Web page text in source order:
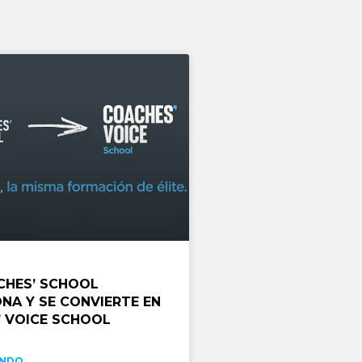
SCHOOL
Y SE CONVIERTE EN
VOICE SCHOOL